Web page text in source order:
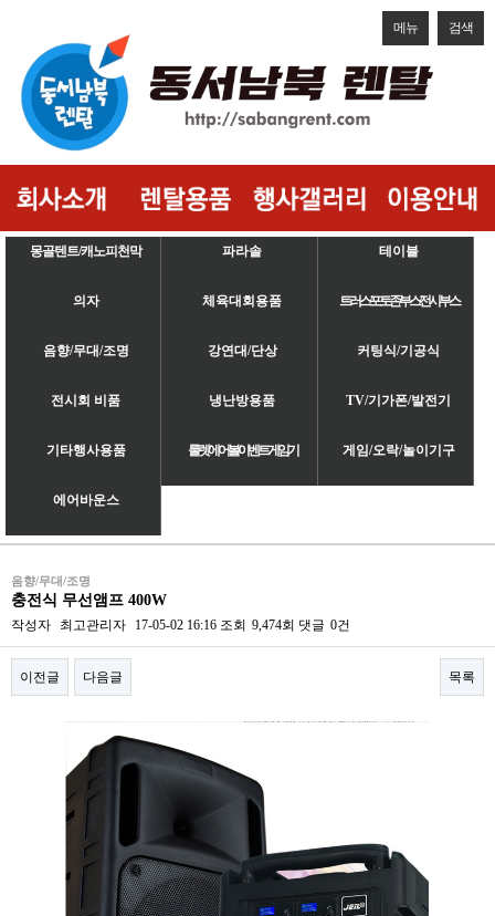
메뉴 검색
몽골텐트/캐노피천막 파라솔 테이블
의자 체육대회용품 트러스/포토존/부스/전시부스
음향/무대/조명 강연대/단상 커팅식/기공식
전시회 비품 냉난방용품 TV/기가폰/발전기
기타행사용품 룰렛/에어볼/이벤트게임기 게임/오락/놀이기구
에어바운스
음향/무대/조명
충전식 무선앰프 400W
작성자 최고관리자 17-05-02 16:16 조회 9,474회 댓글 0건
이전글 다음글 목록